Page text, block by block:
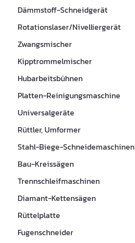
Dämmstoff-Schneidgerät
Rotationslaser/Nivelliergerät
Zwangsmischer
Kipptrommelmischer
Hubarbeitsbühnen
Platten-Reinigungsmaschine
Universalgeräte
Rüttler, Umformer
Stahl-Biege-Schneidemaschinen
Bau-Kreissägen
Trennschleifmaschinen
Diamant-Kettensägen
Rüttelplatte
Fugenschneider